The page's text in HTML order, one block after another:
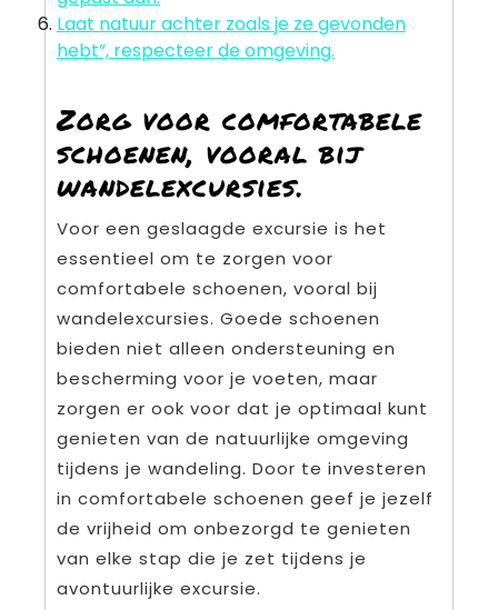
Laat natuur achter zoals je ze gevonden
hebt”, respecteer de omgeving.
Zorg voor comfortabele
schoenen, vooral bij
wandelexcursies.
Voor een geslaagde excursie is het
essentieel om te zorgen voor
comfortabele schoenen, vooral bij
wandelexcursies. Goede schoenen
bieden niet alleen ondersteuning en
bescherming voor je voeten, maar
zorgen er ook voor dat je optimaal kunt
genieten van de natuurlijke omgeving
tijdens je wandeling. Door te investeren
in comfortabele schoenen geef je jezelf
de vrijheid om onbezorgd te genieten
van elke stap die je zet tijdens je
avontuurlijke excursie.